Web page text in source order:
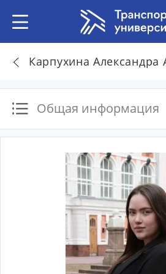
Карпухина Александра
Общая информация